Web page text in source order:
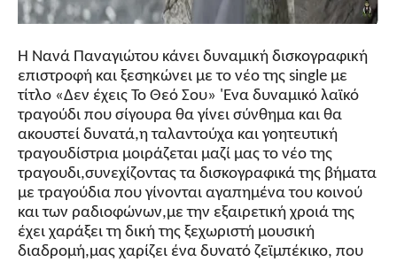
Η Νανά Παναγιώτου κάνει δυναμική δισκογραφική
επιστροφή και ξεσηκώνει με το νέο της single με
τίτλο «Δεν έχεις Το Θεό Σου» 'Ενα δυναμικό λαϊκό
τραγούδι που σίγουρα θα γίνει σύνθημα και θα
ακουστεί δυνατά,η ταλαντούχα και γοητευτική
τραγουδίστρια μοιράζεται μαζί μας το νέο της
τραγουδι,συνεχίζοντας τα δισκογραφικά της βήματα
με τραγούδια που γίνονται αγαπημένα του κοινού
και των ραδιοφώνων,με την εξαιρετική χροιά της
έχει χαράξει τη δική της ξεχωριστή μουσική
διαδρομή,μας χαρίζει ένα δυνατό ζεϊμπέκικο, που